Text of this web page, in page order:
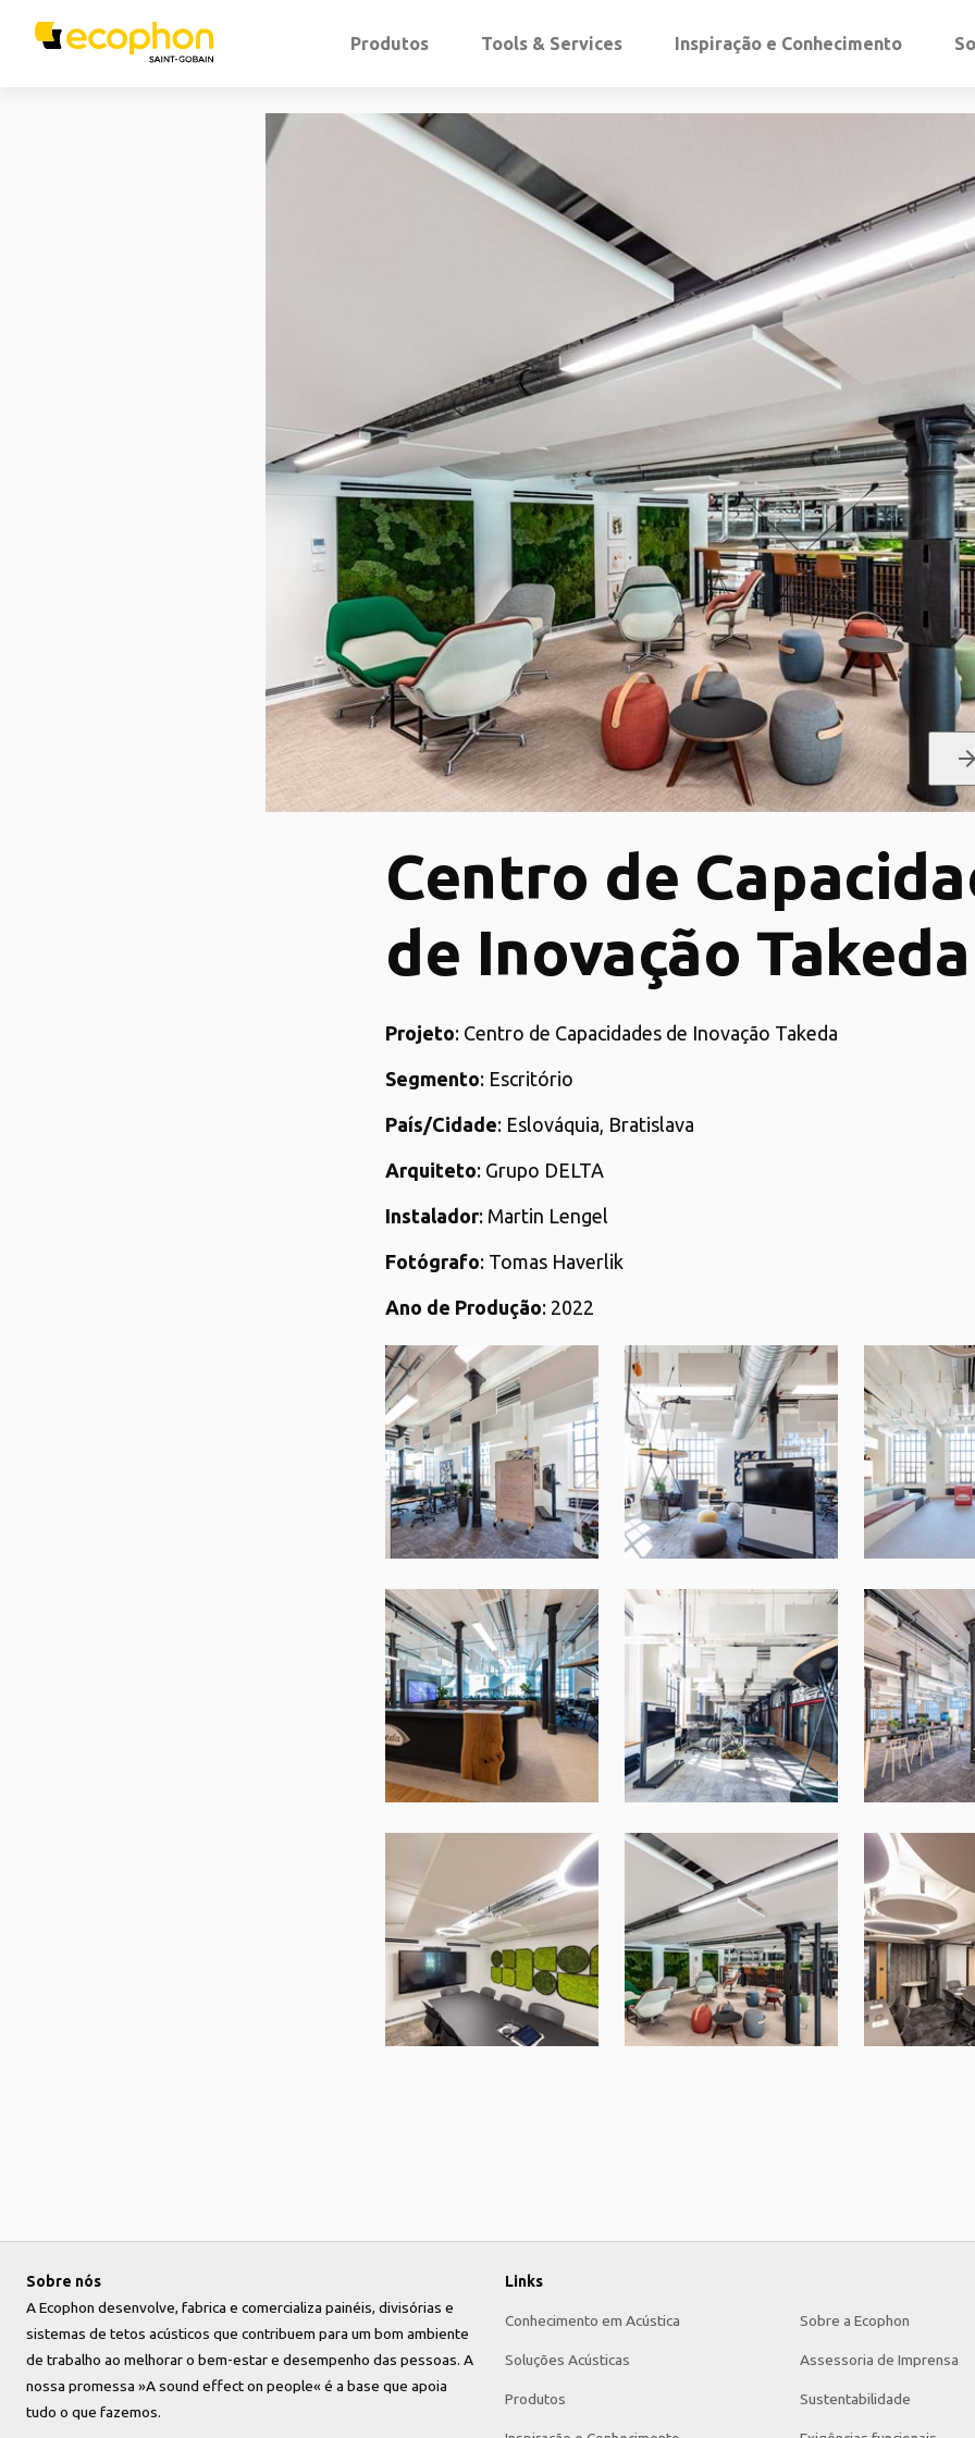
Produtos Tools & Services Inspiração e Conhecimento
arrow_forward
Centro de
de Inovação Takeda
Projeto: Centro de Capacidades de Inovação Takeda
Segmento: Escritório
País/Cidade: Eslováquia, Bratislava
Arquiteto: Grupo DELTA
Instalador: Martin Lengel
Fotógrafo: Tomas Haverlik
Ano de Produção: 2022
Sobre nós
A Ecophon desenvolve, fabrica e comercializa painéis, divisórias e
sistemas de tetos acústicos que contribuem para um bom ambiente
de trabalho ao melhorar o bem-estar e desempenho das pessoas. A
nossa promessa »A sound effect on people« é a base que apoia
tudo o que fazemos.
Links
Conhecimento em Acústica
Soluções Acústicas
Produtos
Sobre a Ecophon
Assessoria de Imprensa
Sustentabilidade